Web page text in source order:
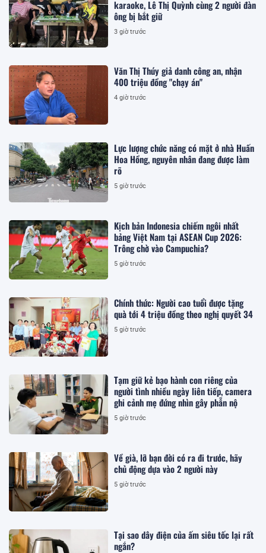
karaoke, Lê Thị Quỳnh cùng 2 người đàn
ông bị bắt giữ
3 giờ trước
Văn Thị Thúy giả danh công an, nhận
400 triệu đồng "chạy án"
4 giờ trước
Lực lượng chức năng có mặt ở nhà Huấn
Hoa Hồng, nguyên nhân đang được làm
rõ
5 giờ trước
Kịch bản Indonesia chiếm ngôi nhất
bảng Việt Nam tại ASEAN Cup 2026:
Trông chờ vào Campuchia?
5 giờ trước
Chính thức: Người cao tuổi được tặng
quà tới 4 triệu đồng theo nghị quyết 34
5 giờ trước
Tạm giữ kẻ bạo hành con riêng của
người tình nhiều ngày liên tiếp, camera
ghi cảnh mẹ đứng nhìn gây phẫn nộ
5 giờ trước
Về già, lỡ bạn đời có ra đi trước, hãy
chủ động dựa vào 2 người này
5 giờ trước
Tại sao dây điện của ấm siêu tốc lại rất
ngắn?